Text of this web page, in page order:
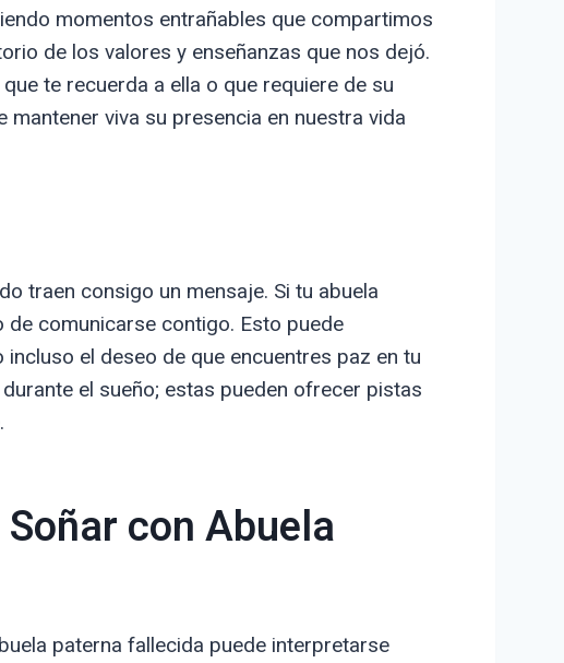
momentos entrañables que compartimos
de los valores y enseñanzas que nos dejó.
te recuerda a ella o que requiere de su
viva su presencia en nuestra vida
traen consigo un mensaje. Si tu abuela
comunicarse contigo. Esto puede
el deseo de que encuentres paz en tu
el sueño; estas pueden ofrecer pistas
con Abuela
paterna fallecida puede interpretarse